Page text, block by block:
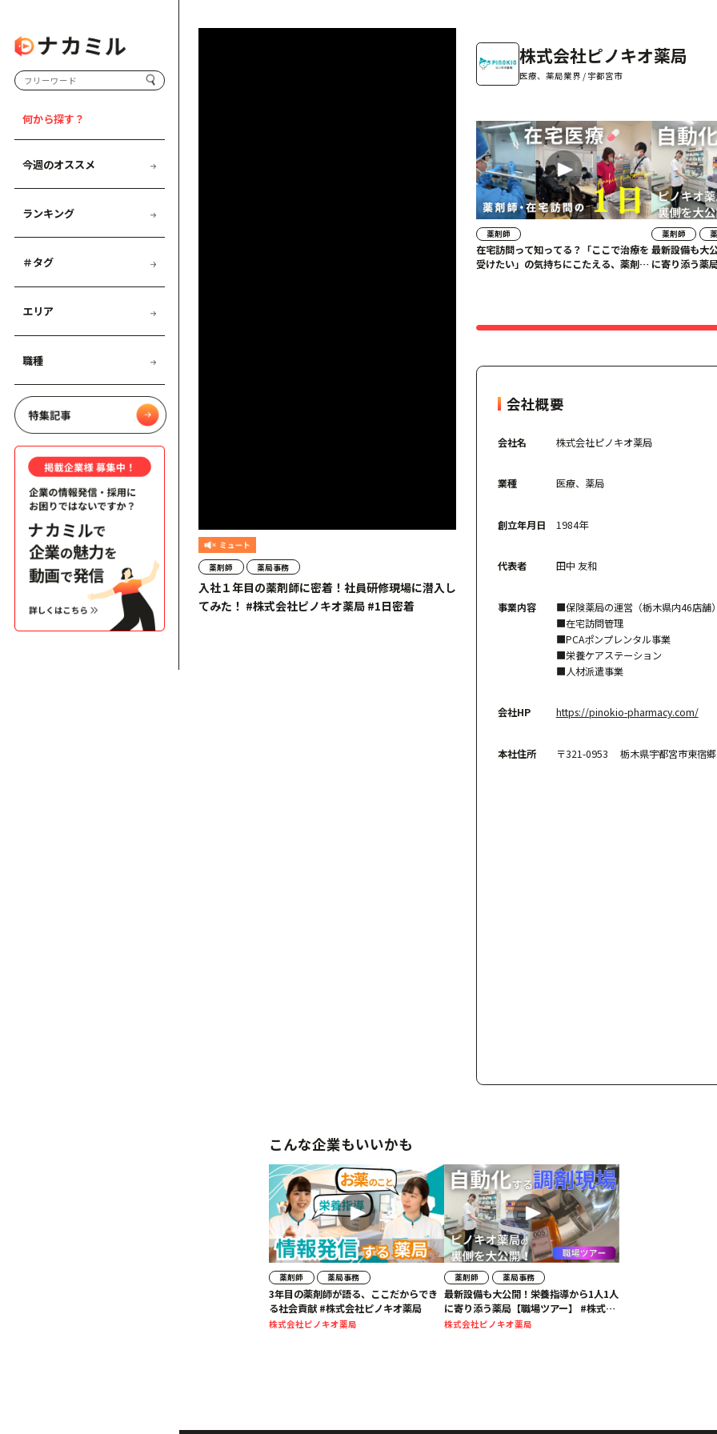
何から探す？
今週のオススメ
ランキング
＃タグ
エリア
職種
薬剤師 薬局事務
入社１年目の薬剤師に密着！社員研修現場に潜入し
てみた！ #株式会社ピノキオ薬局 #1日密着
株式会社ピノキオ薬局
医療、薬局業界 / 宇都宮市
薬剤師
在宅訪問って知ってる？「ここで治療を
受けたい」の気持ちにこたえる、薬剤師
薬剤師
最新設備も大
に寄り添う薬
会社概要
会社名 株式会社ピノキオ薬局
業種 医療、薬局
創立年月日 1984年
代表者 田中 友和
事業内容
■保険薬局の運営（栃木県内46店舗
■在宅訪問管理
■PCAポンプレンタル事業
■栄養ケアステーション
■人材派遣事業
会社HP https://pinokio-pharmacy.com/
本社住所 〒321-0953 栃木県宇都宮市東宿
こんな企業もいいかも
薬剤師 薬局事務
3年目の薬剤師が語る、ここだからでき
る社会貢献 #株式会社ピノキオ薬局
株式会社ピノキオ薬局
薬剤師 薬局事務
最新設備も大公開！栄養指導から1人1人
に寄り添う薬局【職場ツアー】 #株式会
社ピノキオ薬局
株式会社ピノキオ薬局